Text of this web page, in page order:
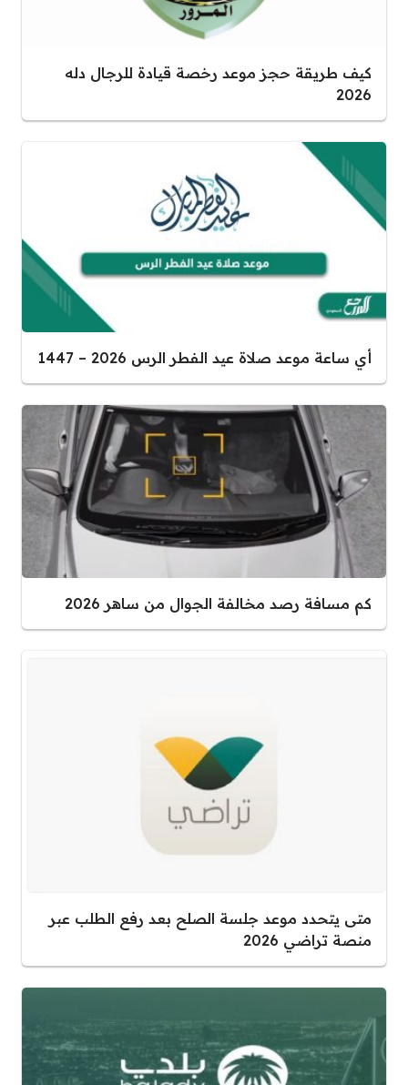
كيف طريقة حجز موعد رخصة قيادة للرجال دله
2026
أي ساعة موعد صلاة عيد الفطر الرس 2026 – 1447
كم مسافة رصد مخالفة الجوال من ساهر 2026
متى يتحدد موعد جلسة الصلح بعد رفع الطلب عبر
منصة تراضي 2026